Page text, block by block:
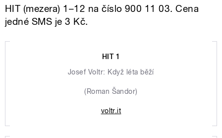
HIT (mezera) 1–12 na číslo 900 11 03. Cena
jedné SMS je 3 Kč.
HIT 1
Josef Voltr: Když léta běží
(Roman Šandor)
voltr.it